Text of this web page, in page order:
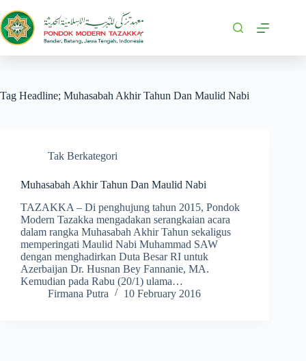
Tag Headline; Muhasabah Akhir Tahun Dan Maulid Nabi
Tak Berkategori
Muhasabah Akhir Tahun Dan Maulid Nabi
TAZAKKA – Di penghujung tahun 2015, Pondok
Modern Tazakka mengadakan serangkaian acara
dalam rangka Muhasabah Akhir Tahun sekaligus
memperingati Maulid Nabi Muhammad SAW
dengan menghadirkan Duta Besar RI untuk
Azerbaijan Dr. Husnan Bey Fannanie, MA.
Kemudian pada Rabu (20/1) ulama…
Firmana Putra
10 February 2016